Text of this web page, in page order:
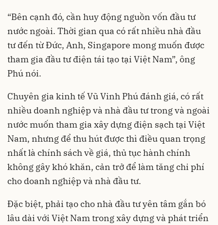
“Bên cạnh đó, cần huy động nguồn vốn đầu tư
nước ngoài. Thời gian qua có rất nhiều nhà đầu
tư đến từ Đức, Anh, Singapore mong muốn được
tham gia đầu tư điện tái tạo tại Việt Nam”, ông
Phú nói.
Chuyên gia kinh tế Vũ Vinh Phú đánh giá, có rất
nhiều doanh nghiệp và nhà đầu tư trong và ngoài
nước muốn tham gia xây dựng điện sạch tại Việt
Nam, nhưng để thu hút được thì điều quan trọng
nhất là chính sách về giá, thủ tục hành chính
không gây khó khăn, cản trở để làm tăng chi phí
cho doanh nghiệp và nhà đầu tư.
Đặc biệt, phải tạo cho nhà đầu tư yên tâm gắn bó
lâu dài với Việt Nam trong xây dựng và phát triển